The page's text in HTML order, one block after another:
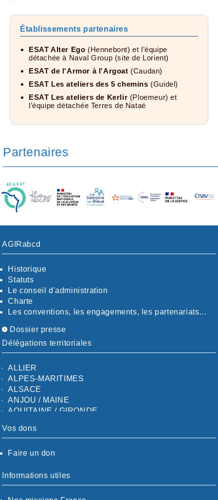
Établissements partenaires
ESAT Alter Ego (Hennebont) et l’équipe
détachée à Naval Group (site de Lorient)
ESAT de l'Armor à l'Argoat (Caudan)
ESAT Les ateliers des 5 chemins (Guidel)
ESAT Les ateliers de Kerlir (Ploemeur) et
l’équipe détachée Terres de Nataé
Partenaires
AGIRabcd
Historique
Statuts
Le conseil d'administration
Charte
Les conventions, les engagements, les partenariats…
Dossier presse
Délégations territoriales
ALLIER
ALPES-MARITIMES
ALSACE
ANJOU / MAINE
AQUITAINE / GIRONDE
AUDE
CALVADOS-ORNE
CHARENTE-MARITIME
CÖTE-D'OR
CÖTES-D'ARMOR
Vos dons
Faire un don
Informations utiles